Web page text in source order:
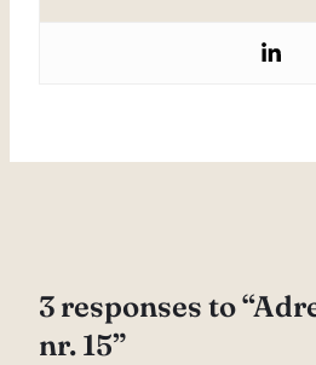
3 responses to
nr. 15”